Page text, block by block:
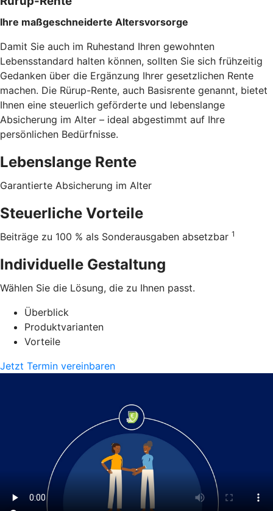
Ihre maßgeschneiderte Altersvorsorge
Damit Sie auch im Ruhestand Ihren gewohnten
Lebensstandard halten können, sollten Sie sich frühzeitig
Gedanken über die Ergänzung Ihrer gesetzlichen Rente
machen. Die Rürup-Rente, auch Basisrente genannt, bietet
Ihnen eine steuerlich geförderte und lebenslange
Absicherung im Alter – ideal abgestimmt auf Ihre
persönlichen Bedürfnisse.
Lebenslange Rente
Garantierte Absicherung im Alter
Steuerliche Vorteile
Beiträge zu 100 % als Sonderausgaben absetzbar 1
Individuelle Gestaltung
Wählen Sie die Lösung, die zu Ihnen passt.
Überblick
Produktvarianten
Vorteile
Jetzt Termin vereinbaren